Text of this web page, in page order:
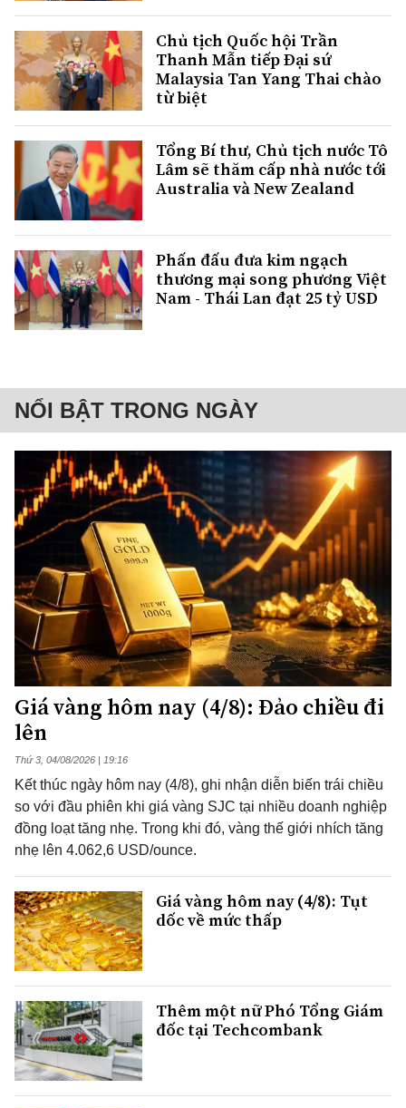
Chủ tịch Quốc hội Trần
Thanh Mẫn tiếp Đại sứ
Malaysia Tan Yang Thai chào
từ biệt
Tổng Bí thư, Chủ tịch nước Tô
Lâm sẽ thăm cấp nhà nước tới
Australia và New Zealand
Phấn đấu đưa kim ngạch
thương mại song phương Việt
Nam - Thái Lan đạt 25 tỷ USD
NỔI BẬT TRONG NGÀY
Giá vàng hôm nay (4/8): Đảo chiều đi
lên
Thứ 3, 04/08/2026 | 19:16
Kết thúc ngày hôm nay (4/8), ghi nhận diễn biến trái chiều
so với đầu phiên khi giá vàng SJC tại nhiều doanh nghiệp
đồng loạt tăng nhẹ. Trong khi đó, vàng thế giới nhích tăng
nhẹ lên 4.062,6 USD/ounce.
Giá vàng hôm nay (4/8): Tụt
dốc về mức thấp
Thêm một nữ Phó Tổng Giám
đốc tại Techcombank